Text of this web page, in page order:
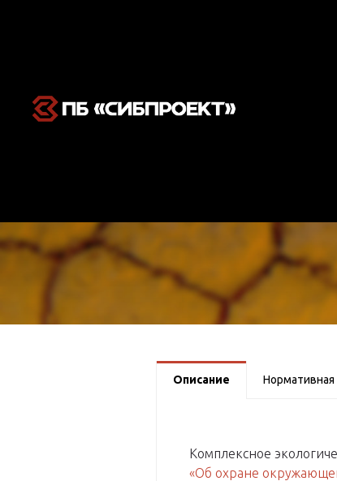
Описание
Комплексное
«Об охране